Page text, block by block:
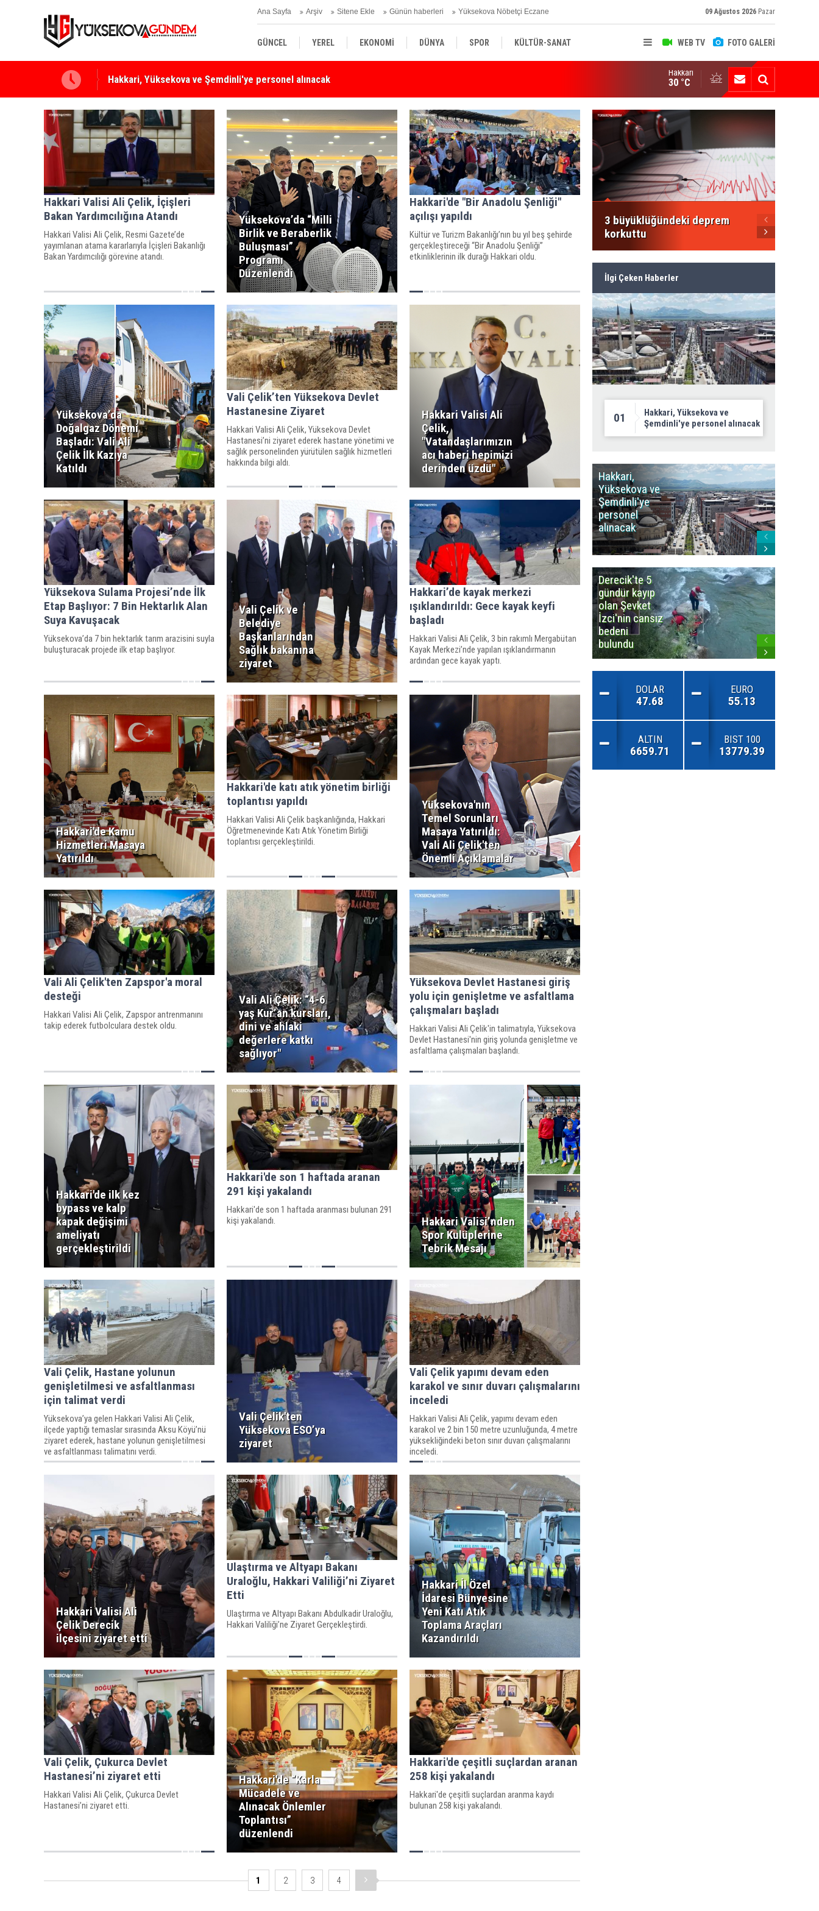
Ana Sayfa Arşiv Sitene Ekle Günün haberleri Yüksekova Nöbetçi Eczane 09 Ağustos 2026 Pazar
WEB TV FOTO GALERİ
GÜNCEL YEREL EKONOMİ DÜNYA SPOR KÜLTÜR-SANAT
SİYASET TEKNOLOJİ
Yüksekova Ziraat Odası'ndan Yangınlara Karşı Duyarlılık Çağrısı Yüksekova'nın Sanayi Geleceği Masaya Yatırıldı
Hakkari
30 °C
Hakkari Valisi Ali Çelik, İçişleri
Bakan Yardımcılığına Atandı
Hakkari Valisi Ali Çelik, Resmi Gazete’de
yayımlanan atama kararlarıyla İçişleri Bakanlığı
Bakan Yardımcılığı görevine atandı.
Yüksekova’da “Milli
Birlik ve Beraberlik
Buluşması”
Programı
Düzenlendi
Hakkari'de "Bir Anadolu Şenliği"
açılışı yapıldı
Kültür ve Turizm Bakanlığı’nın bu yıl beş şehirde
gerçekleştireceği “Bir Anadolu Şenliği”
etkinliklerinin ilk durağı Hakkari oldu.
Yüksekova’da
Doğalgaz Dönemi
Başladı: Vali Ali
Çelik İlk Kazıya
Katıldı
Vali Çelik’ten Yüksekova Devlet
Hastanesine Ziyaret
Hakkari Valisi Ali Çelik, Yüksekova Devlet
Hastanesi’ni ziyaret ederek hastane yönetimi ve
sağlık personelinden yürütülen sağlık hizmetleri
hakkında bilgi aldı.
Hakkari Valisi Ali
Çelik,
"Vatandaşlarımızın
acı haberi hepimizi
derinden üzdü"
Yüksekova Sulama Projesi’nde İlk
Etap Başlıyor: 7 Bin Hektarlık Alan
Suya Kavuşacak
Yüksekova’da 7 bin hektarlık tarım arazisini suyla
buluşturacak projede ilk etap başlıyor.
Vali Çelik ve
Belediye
Başkanlarından
Sağlık bakanına
ziyaret
Hakkari’de kayak merkezi
ışıklandırıldı: Gece kayak keyfi
başladı
Hakkari Valisi Ali Çelik, 3 bin rakımlı Mergabütan
Kayak Merkezi’nde yapılan ışıklandırmanın
ardından gece kayak yaptı.
Hakkari'de Kamu
Hizmetleri Masaya
Yatırıldı
Hakkari'de katı atık yönetim birliği
toplantısı yapıldı
Hakkari Valisi Ali Çelik başkanlığında, Hakkari
Öğretmenevinde Katı Atık Yönetim Birliği
toplantısı gerçekleştirildi.
Yüksekova'nın
Temel Sorunları
Masaya Yatırıldı:
Vali Ali Çelik'ten
Önemli Açıklamalar
Vali Ali Çelik'ten Zapspor'a moral
desteği
Hakkari Valisi Ali Çelik, Zapspor antrenmanını
takip ederek futbolculara destek oldu.
Vali Ali Çelik: “4-6
yaş Kur’an kursları,
dini ve ahlaki
değerlere katkı
sağlıyor"
Yüksekova Devlet Hastanesi giriş
yolu için genişletme ve asfaltlama
çalışmaları başladı
Hakkari Valisi Ali Çelik'in talimatıyla, Yüksekova
Devlet Hastanesi'nin giriş yolunda genişletme ve
asfaltlama çalışmaları başlandı.
Hakkari'de ilk kez
bypass ve kalp
kapak değişimi
ameliyatı
gerçekleştirildi
Hakkari'de son 1 haftada aranan
291 kişi yakalandı
Hakkari'de son 1 haftada aranması bulunan 291
kişi yakalandı.
Hakkari Valisi’nden
Spor Kulüplerine
Tebrik Mesajı
Vali Çelik, Hastane yolunun
genişletilmesi ve asfaltlanması
için talimat verdi
Yüksekova’ya gelen Hakkari Valisi Ali Çelik,
ilçede yaptığı temaslar sırasında Aksu Köyü’nü
ziyaret ederek, hastane yolunun genişletilmesi
ve asfaltlanması talimatını verdi.
Vali Çelik'ten
Yüksekova ESO’ya
ziyaret
Vali Çelik yapımı devam eden
karakol ve sınır duvarı çalışmalarını
inceledi
Hakkari Valisi Ali Çelik, yapımı devam eden
karakol ve 2 bin 150 metre uzunluğunda, 4 metre
yüksekliğindeki beton sınır duvarı çalışmalarını
inceledi.
Hakkari Valisi Ali
Çelik Derecik
ilçesini ziyaret etti
Ulaştırma ve Altyapı Bakanı
Uraloğlu, Hakkari Valiliği’ni Ziyaret
Etti
Ulaştırma ve Altyapı Bakanı Abdulkadir Uraloğlu,
Hakkari Valiliği’ne Ziyaret Gerçekleştirdi.
Hakkari İl Özel
İdaresi Bünyesine
Yeni Katı Atık
Toplama Araçları
Kazandırıldı
Vali Çelik, Çukurca Devlet
Hastanesi’ni ziyaret etti
Hakkari Valisi Ali Çelik, Çukurca Devlet
Hastanesi’ni ziyaret etti.
Hakkari'de “Karla
Mücadele ve
Alınacak Önlemler
Toplantısı”
düzenlendi
Hakkari'de çeşitli suçlardan aranan
258 kişi yakalandı
Hakkari'de çeşitli suçlardan aranma kaydı
bulunan 258 kişi yakalandı.
1 2 3 4
3 büyüklüğündeki deprem
korkuttu
İlgi Çeken Haberler
01
Hakkari, Yüksekova ve
Şemdinli'ye personel alınacak
Hakkari,
Yüksekova ve
Şemdinli'ye
personel
alınacak
Derecik'te 5
gündür kayıp
olan Şevket
İzci'nin cansız
bedeni
bulundu
DOLAR
47.68
EURO
55.13
ALTIN
6659.71
BIST 100
13779.39